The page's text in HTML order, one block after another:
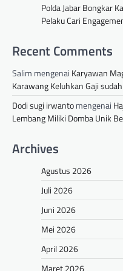
Polda Jabar Bongkar
Pelaku Cari
Recent Comments
Salim mengenai Karyawan
Karawang Keluhkan Gaji
Dodi sugi irwantomengenai
Lembang Miliki Domba Unik
Archives
Agustus 2026
Juli 2026
Juni 2026
Mei 2026
April 2026
Maret 2026